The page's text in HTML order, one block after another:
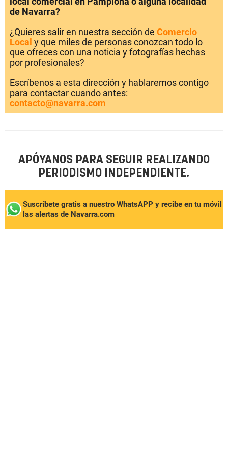
de Navarra?
¿Quieres salir en nuestra sección de Comercio
Local y que miles de personas conozcan todo lo
que ofreces con una noticia y fotografías hechas
por profesionales?
Escríbenos a esta dirección y hablaremos contigo
para contactar cuando antes:
contacto@navarra.com
APÓYANOS PARA SEGUIR REALIZANDO
PERIODISMO INDEPENDIENTE.
Suscríbete gratis a nuestro WhatsAPP y recibe en tu móvil
las alertas de Navarra.com